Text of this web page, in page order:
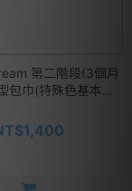
第二階段(3個月
包巾(特殊色基本款)